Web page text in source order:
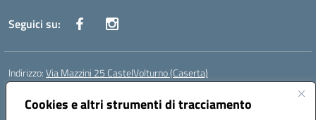
Cookies e altri strumenti di tracciamento
Seguici su:
Indirizzo:Via Mazzini 25 CastelVolturno (Caserta)
Centralino:
Posta elettronica certificata (PEC):ceis014005@pec.istruzione.it